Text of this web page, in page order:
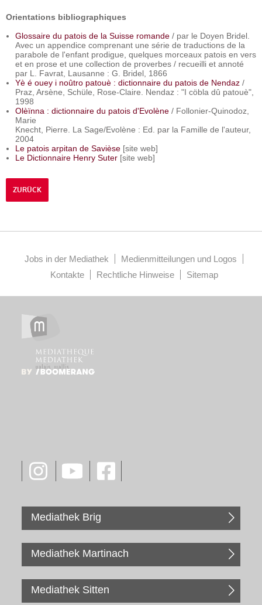
Orientations bibliographiques
Glossaire du patois de la Suisse romande / par le Doyen Bridel.
Avec un appendice comprenant une série de traductions de la
parabole de l'enfant prodigue, quelques morceaux patois en vers
et en prose et une collection de proverbes / recueilli et annoté
par L. Favrat, Lausanne : G. Bridel, 1866
Yè é ouey i noûtro patouè : dictionnaire du patois de Nendaz /
Praz, Arsène, Schüle, Rose-Claire. Nendaz : "I cöbla dû patouè",
1998
Olèïnna : dictionnaire du patois d'Evolène / Follonier-Quinodoz,
Marie
Knecht, Pierre. La Sage/Evolène : Ed. par la Famille de l'auteur,
2004
Le patois arpitan de Savièse [site web]
Le Dictionnaire Henry Suter [site web]
ZURÜCK
Jobs in der Mediathek
Medienmitteilungen und Logos
Kontakte
Rechtliche Hinweise Sitemap
Mediathek Brig
Mediathek Martinach
Mediathek Sitten